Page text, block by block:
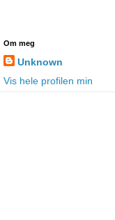
Om meg
Unknown
Vis hele profilen min